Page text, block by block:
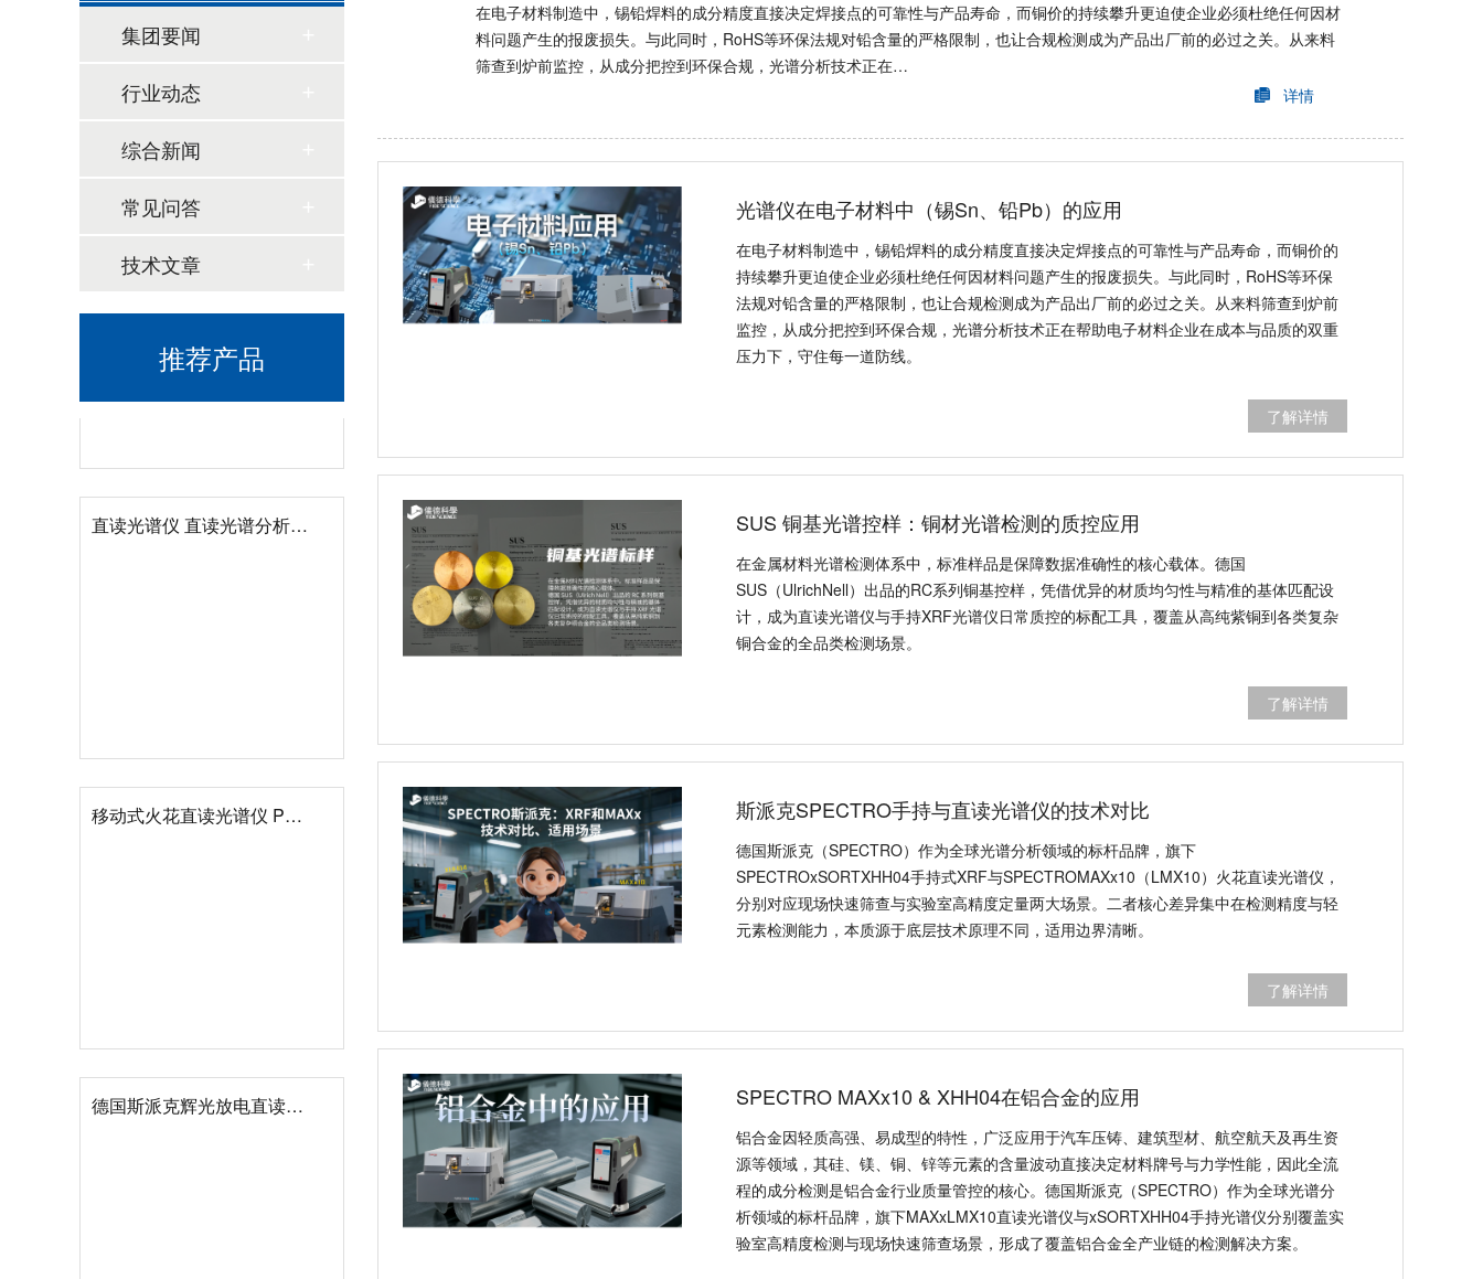
在电子材料制造中，锡铅焊料的成分精度直接决定焊接点的可靠性与产品寿命，而铜价的持续攀升更迫使企业必须杜绝任何因材
料问题产生的报废损失。与此同时，RoHS等环保法规对铅含量的严格限制，也让合规检测成为产品出厂前的必过之关。从来料
筛查到炉前监控，从成分把控到环保合规，光谱分析技术正在…
详情
光谱仪在电子材料中（锡Sn、铅Pb）的应用
在电子材料制造中，锡铅焊料的成分精度直接决定焊接点的可靠性与产品寿命，而铜价的
持续攀升更迫使企业必须杜绝任何因材料问题产生的报废损失。与此同时，RoHS等环保
法规对铅含量的严格限制，也让合规检测成为产品出厂前的必过之关。从来料筛查到炉前
监控，从成分把控到环保合规，光谱分析技术正在帮助电子材料企业在成本与品质的双重
压力下，守住每一道防线。
了解详情
SUS 铜基光谱控样：铜材光谱检测的质控应用
在金属材料光谱检测体系中，标准样品是保障数据准确性的核心载体。德国
SUS（UlrichNell）出品的RC系列铜基控样，凭借优异的材质均匀性与精准的基体匹配设
计，成为直读光谱仪与手持XRF光谱仪日常质控的标配工具，覆盖从高纯紫铜到各类复杂
铜合金的全品类检测场景。
了解详情
斯派克SPECTRO手持与直读光谱仪的技术对比
德国斯派克（SPECTRO）作为全球光谱分析领域的标杆品牌，旗下
SPECTROxSORTXHH04手持式XRF与SPECTROMAXx10（LMX10）火花直读光谱仪，
分别对应现场快速筛查与实验室高精度定量两大场景。二者核心差异集中在检测精度与轻
元素检测能力，本质源于底层技术原理不同，适用边界清晰。
了解详情
SPECTRO MAXx10 & XHH04在铝合金的应用
铝合金因轻质高强、易成型的特性，广泛应用于汽车压铸、建筑型材、航空航天及再生资
源等领域，其硅、镁、铜、锌等元素的含量波动直接决定材料牌号与力学性能，因此全流
程的成分检测是铝合金行业质量管控的核心。德国斯派克（SPECTRO）作为全球光谱分
析领域的标杆品牌，旗下MAXxLMX10直读光谱仪与xSORTXHH04手持光谱仪分别覆盖实
验室高精度检测与现场快速筛查场景，形成了覆盖铝合金全产业链的检测解决方案。
集团要闻
行业动态
综合新闻
常见问答
技术文章
推荐产品
直读光谱仪 直读光谱分析仪 LAB S
移动式火花直读光谱仪 PORT
德国斯派克辉光放电直读光谱仪 GDA750/GDA550